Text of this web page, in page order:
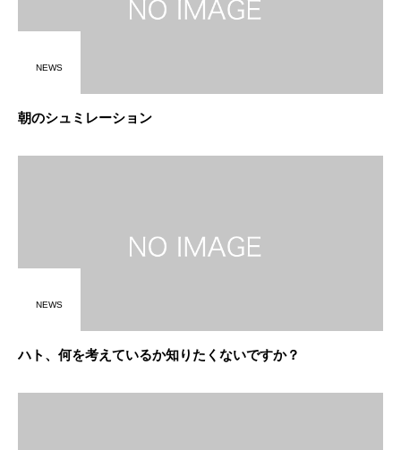
NEWS
朝のシュミレーション
NEWS
ハト、何を考えているか知りたくないですか？